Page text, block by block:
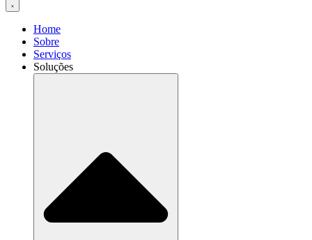
Home
Sobre
Serviços
Soluções